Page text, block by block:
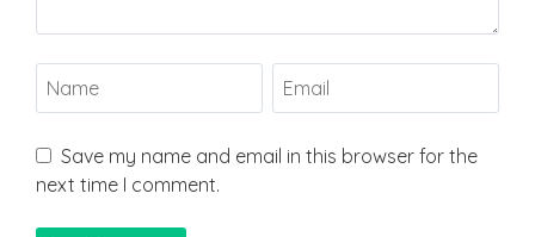
Save my name and email in this browser for the
next time I comment.